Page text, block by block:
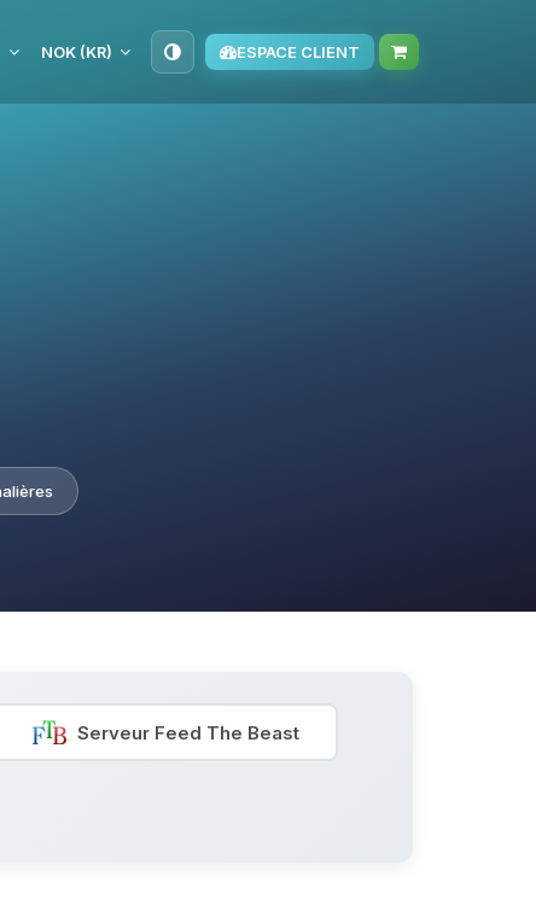
NOK (KR) ESPACE CLIENT
Serveur Feed The Beast